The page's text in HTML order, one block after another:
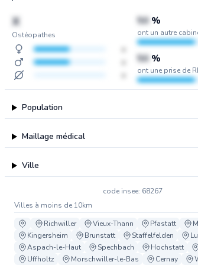
X
Ostéopathes
50 %
ont un autre
50 %
ont une prise de
Population
Maillage médical
Ville
code insee: 68267
Villes à moins de 10km
Richwiller
Vieux-Thann Pfastatt
Kingersheim
Brunstatt Staffelfelden
Aspach-le-Haut
Spechbach Hochstatt
Uffholtz
Morschwiller-le-Bas Cernay